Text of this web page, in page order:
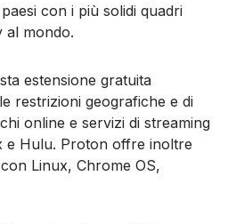
con i più solidi quadri
al mondo.
estensione gratuita
restrizioni geografiche e di
online e servizi di streaming
e Hulu. Proton offre inoltre
Linux, Chrome OS,